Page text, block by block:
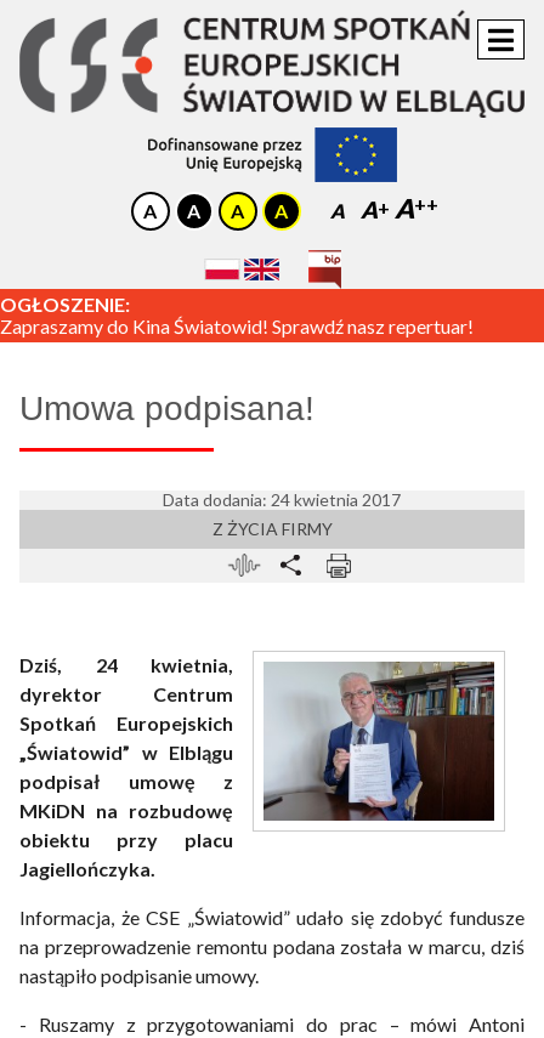
A A A
OGŁOSZENIE:
Zapraszamy do Kina Światowid! Sprawdź nasz repertuar!
Umowa podpisana!
Data dodania: 24 kwietnia 2017
Z ŻYCIA FIRMY
Dziś, 24 kwietnia,
dyrektor Centrum
Spotkań Europejskich
„Światowid” w Elblągu
podpisał umowę z
MKiDN na rozbudowę
obiektu przy placu
Jagiellończyka.
Informacja, że CSE „Światowid” udało się zdobyć fundusze
na przeprowadzenie remontu podana została w marcu, dziś
nastąpiło podpisanie umowy.
- Ruszamy z przygotowaniami do prac – mówi Antoni